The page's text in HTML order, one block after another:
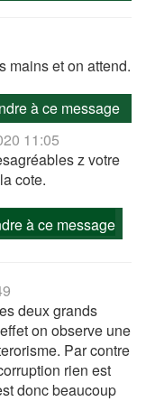
mains et on attend.
à ce message
11:05
z votre
cote.
à ce message
deux grands
on observe une
Par contre
rien est
donc beaucoup